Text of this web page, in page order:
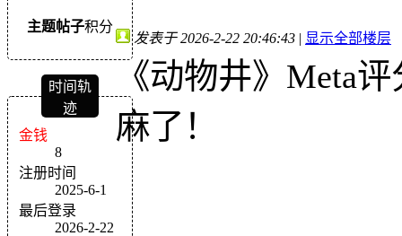
主题帖子积分
时间轨
迹
金钱
8
注册时间
2025-6-1
最后登录
2026-2-22
发表于 2026-2-22 20:46:43 | 显示全部楼层
《动物井》Meta
麻了！